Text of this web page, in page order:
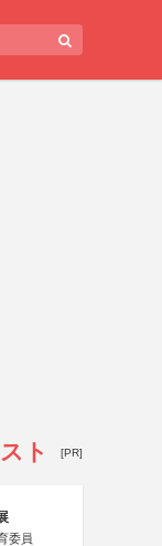
ト [PR]
委員